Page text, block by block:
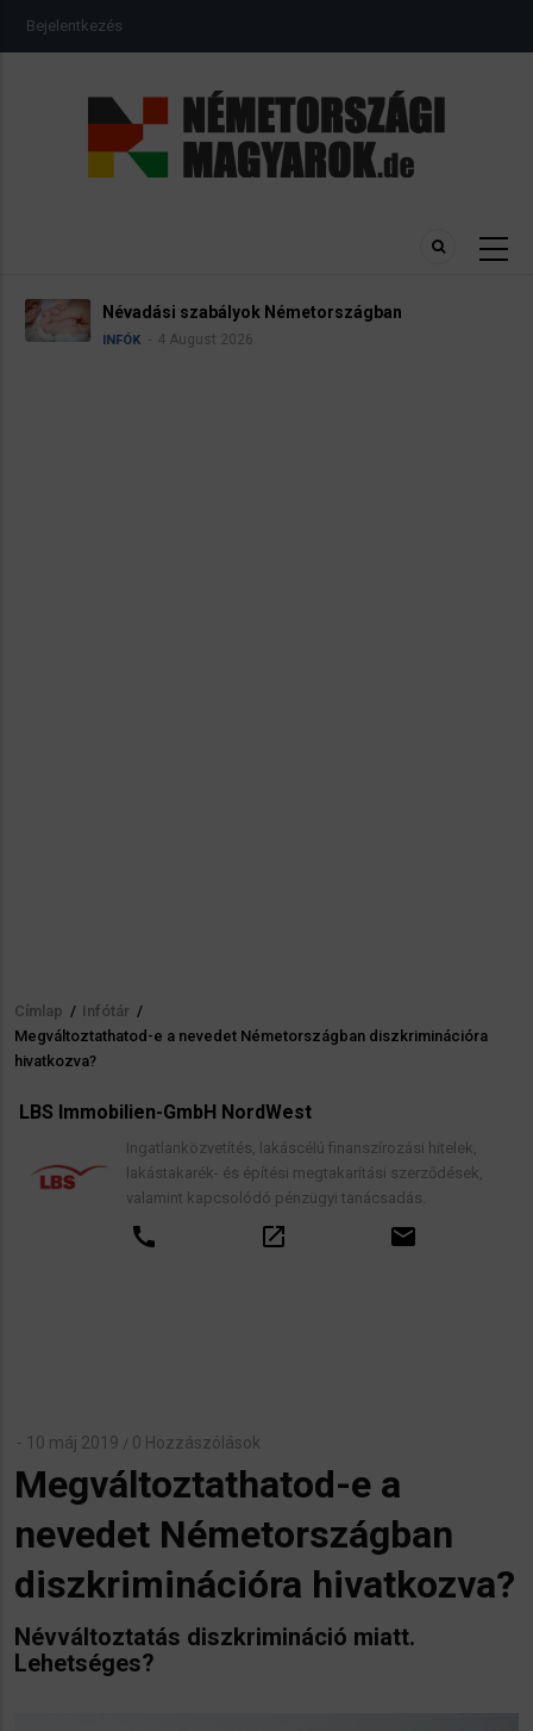
USER
ACCOUNT
Bejelentkezés
Névadási szabályok Németországban
INFÓK 4 August 2026
Morzsa
Címlap / Infótár /
Megváltoztathatod-e a nevedet Németországban diszkriminációra
hivatkozva?
LBS Immobilien-GmbH NordWest
Ingatlanközvetítés, lakáscélú finanszírozási hitelek,
lakástakarék- és építési megtakarítási szerződések,
valamint kapcsolódó pénzügyi tanácsadás.
call open_in_new email
10 máj 2019 / 0 Hozzászólások
Megváltoztathatod-e a
nevedet Németországban
diszkriminációra hivatkozva?
Névváltoztatás diszkrimináció miatt.
Lehetséges?